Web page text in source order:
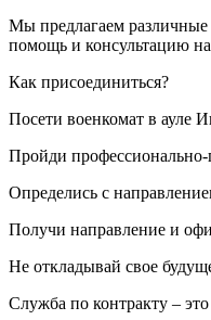
Мы предлагаем
помощь и консультацию
Как присоединиться?
Посети военкомат в ауле
Пройди профессионально-
Определись с
Получи направление и
Не откладывай свое
Служба по контракту –